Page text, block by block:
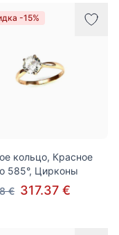
-15%
кольцо, Красное
585°, Цирконы
€ 317.37 €